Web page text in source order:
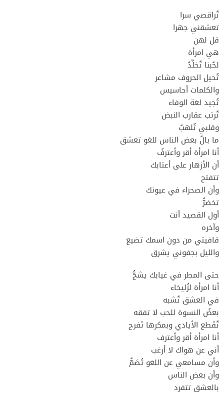
تُراقصي سرا
تعشقني جهرا
قل لهن
هي امرأة
لحُبنا تُخلِّدُ
تُحيل الحروف مشاعر
والكلمات أحاسيس
تُجيد لغة الوفاء
تُرتب عقارب النبض
وقلبي تٌلهبُ
ما بالُ بعض الناس للغو تعشق
أنا امرأة أقر وأعترفُ
أن الأزهار على أعتابك
تتفتح
وأن الصحراء في عيونك
تخضرُّ
أول القصيد أنت
وآخره
قافيتي من دون اسمك تضيع
والليل بجفوني يشرق
حتى المطر في غيابك يشحُّ
أنا امرأة لزُليخاء
في العشق تُشبه
بعضُ النسوة للحب لا تفقه
تُقَطع الأيادي وبمكرها تَفرح
أنا امرأة أقر وأعترف
أني عن هواك لا أرغب
وأن مسامعي عن اللغو تُصَمُّ
وأن بعض الناس
بالعشق تتفرد